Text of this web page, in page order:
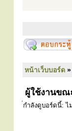
หน้าเว็บบอร์ด »
ผู้ใช้งานขณ
กำลังดูบอร์ดนี้: